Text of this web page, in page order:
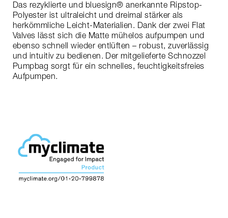
Das rezyklierte und bluesign® anerkannte Ripstop-
Polyester ist ultraleicht und dreimal stärker als
herkömmliche Leicht-Materialien. Dank der zwei Flat
Valves lässt sich die Matte mühelos aufpumpen und
ebenso schnell wieder entlüften – robust, zuverlässig
und intuitiv zu bedienen. Der mitgelieferte Schnozzel
Pumpbag sorgt für ein schnelles, feuchtigkeitsfreies
Aufpumpen.